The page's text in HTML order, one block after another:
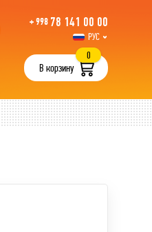
+ 998 78 141 00 00
РУС
UZB
В корзину
0